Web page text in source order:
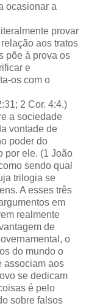
ocasionar a
provar
aos tratos
põe à prova os
e
os com o
2 Cor. 4:4.)
a sociedade
vontade de
poder do
por ele. (1 João
sendo qual
trilogia se
A esses três
em
realmente
de
o
do mundo o
associam aos
se dedicam
é pelo
sobre falsos